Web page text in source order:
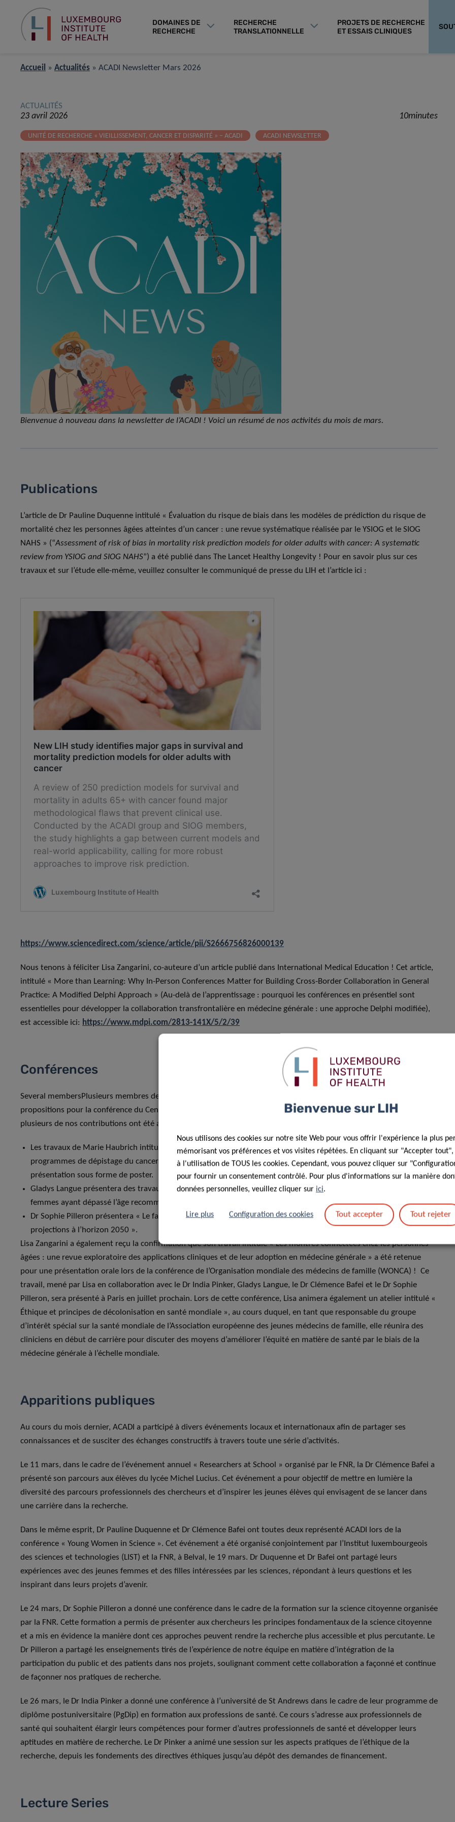
DOMAINES DE
RECHERCHE
RECHERCHE
TRANSLATIONNELLE
PROJETS DE RECHERCHE
ET ESSAIS CLINIQUES
Accueil » Actualités » ACADI Newsletter Mars 2026
ACTUALITÉS
23 avril 2026 10minutes
UNITÉ DE RECHERCHE « VIEILLISSEMENT, CANCER ET DISPARITÉ » – ACADI ACADI NEWSLETTER
Bienvenue à nouveau dans la newsletter de l’ACADI ! Voici un résumé de nos activités du mois de mars.
Publications
L’article de Dr Pauline Duquenne intitulé « Évaluation du risque de biais dans les modèles de prédiction du risque de
mortalité chez les personnes âgées atteintes d’un cancer : une revue systématique réalisée par le YSIOG et le SIOG
NAHS » (“Assessment of risk of bias in mortality risk prediction models for older adults with cancer: A systematic
review from YSIOG and SIOG NAHS”) a été publié dans The Lancet Healthy Longevity ! Pour en savoir plus sur ces
travaux et sur l’étude elle-même, veuillez consulter le communiqué de presse du LIH et l’article ici :
https://www.sciencedirect.com/science/article/pii/S2666756826000139
Nous tenons à féliciter Lisa Zangarini, co-auteure d’un article publié dans International Medical Education ! Cet article,
intitulé « More than Learning: Why In-Person Conferences Matter for Building Cross-Border Collaboration in General
Practice: A Modified Delphi Approach » (Au-delà de l’apprentissage : pourquoi les conférences en présentiel sont
essentielles pour développer la collaboration transfrontalière en médecine générale : une approche Delphi modifiée),
est accessible ici: https://www.mdpi.com/2813-141X/5/2/39
Conférences
Several membersPlusieurs membres de notre équipe ont reçu de bonnes nouvelles ! Suite à la soumission de nos
propositions pour la conférence du Centre international de recherche sur le cancer (CIRC), qui se tiendra en mai 2026,
plusieurs de nos contributions ont été acceptées :
Les travaux de Marie Haubrich intitulés « Analyse comparative des profils de cancer chez les adultes ciblés par les
programmes de dépistage du cancer et chez les personnes âgées en Europe » ont été acceptés pour une
présentation sous forme de poster.
Gladys Langue présentera des travaux tirés de sa thèse de doctorat intitulés « Recours à la mammographie chez les
femmes ayant dépassé l’âge recommandé pour le dépistage du cancer du sein en Europe en 2019 ».
Dr Sophie Pilleron présentera « Le fardeau du cancer chez les personnes âgées en Asie : tendances actuelles et
projections à l’horizon 2050 ».
Lisa Zangarini a également reçu la confirmation que son travail intitulé « Les montres connectées chez les personnes
âgées : une revue exploratoire des applications cliniques et de leur adoption en médecine générale » a été retenue
pour une présentation orale lors de la conférence de l’Organisation mondiale des médecins de famille (WONCA) ! Ce
travail, mené par Lisa en collaboration avec le Dr India Pinker, Gladys Langue, le Dr Clémence Bafei et le Dr Sophie
Pilleron, sera présenté à Paris en juillet prochain. Lors de cette conférence, Lisa animera également un atelier intitulé «
Éthique et principes de décolonisation en santé mondiale », au cours duquel, en tant que responsable du groupe
d’intérêt spécial sur la santé mondiale de l’Association européenne des jeunes médecins de famille, elle réunira des
cliniciens en début de carrière pour discuter des moyens d’améliorer l’équité en matière de santé par le biais de la
médecine générale à l’échelle mondiale.
Apparitions publiques
Au cours du mois dernier, ACADI a participé à divers événements locaux et internationaux afin de partager ses
connaissances et de susciter des échanges constructifs à travers toute une série d’activités.
Le 11 mars, dans le cadre de l’événement annuel « Researchers at School » organisé par le FNR, la Dr Clémence Bafei a
présenté son parcours aux élèves du lycée Michel Lucius. Cet événement a pour objectif de mettre en lumière la
diversité des parcours professionnels des chercheurs et d’inspirer les jeunes élèves qui envisagent de se lancer dans
une carrière dans la recherche.
Dans le même esprit, Dr Pauline Duquenne et Dr Clémence Bafei ont toutes deux représenté ACADI lors de la
conférence « Young Women in Science ». Cet événement a été organisé conjointement par l’Institut luxembourgeois
des sciences et technologies (LIST) et la FNR, à Belval, le 19 mars. Dr Duquenne et Dr Bafei ont partagé leurs
expériences avec des jeunes femmes et des filles intéressées par les sciences, répondant à leurs questions et les
inspirant dans leurs projets d’avenir.
Le 24 mars, Dr Sophie Pilleron a donné une conférence dans le cadre de la formation sur la science citoyenne organisée
par la FNR. Cette formation a permis de présenter aux chercheurs les principes fondamentaux de la science citoyenne
et a mis en évidence la manière dont ces approches peuvent rendre la recherche plus accessible et plus percutante. Le
Dr Pilleron a partagé les enseignements tirés de l’expérience de notre équipe en matière d’intégration de la
participation du public et des patients dans nos projets, soulignant comment cette collaboration a façonné et continue
de façonner nos pratiques de recherche.
Le 26 mars, le Dr India Pinker a donné une conférence à l’université de St Andrews dans le cadre de leur programme de
diplôme postuniversitaire (PgDip) en formation aux professions de santé. Ce cours s’adresse aux professionnels de
santé qui souhaitent élargir leurs compétences pour former d’autres professionnels de santé et développer leurs
aptitudes en matière de recherche. Le Dr Pinker a animé une session sur les aspects pratiques de l’éthique de la
recherche, depuis les fondements des directives éthiques jusqu’au dépôt des demandes de financement.
Lecture Series
Bienvenue sur LIH
Nous utilisons des cookies sur notre site Web pour vous offrir l'expérience la plus
mémorisant vos préférences et vos visites répétées. En cliquant sur "Accepter tout",
à l'utilisation de TOUS les cookies. Cependant, vous pouvez cliquer sur
pour fournir un consentement contrôlé. Pour plus d'informations sur la manière
données personnelles, veuillez cliquer sur ici.
Lire plus Configuration des cookies Tout accepter Tout rejeter